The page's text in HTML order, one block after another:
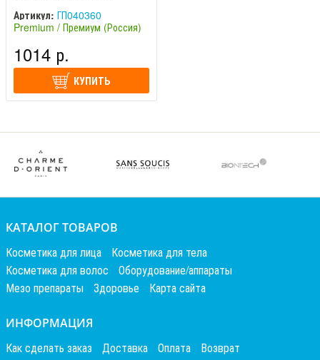
Артикул: ГП040360
Premium / Премиум (Россия)
1014 р.
КУПИТЬ
КАТАЛОГ ТОВАРОВ
Косметика для лица
Косметика для тела
Косметика для волос
Оборудование/аппараты
Мезо препараты
Здоровье Карта сайта
ИНФОРМАЦИЯ
Как сделать заказ Доставка Оплата
Возврат